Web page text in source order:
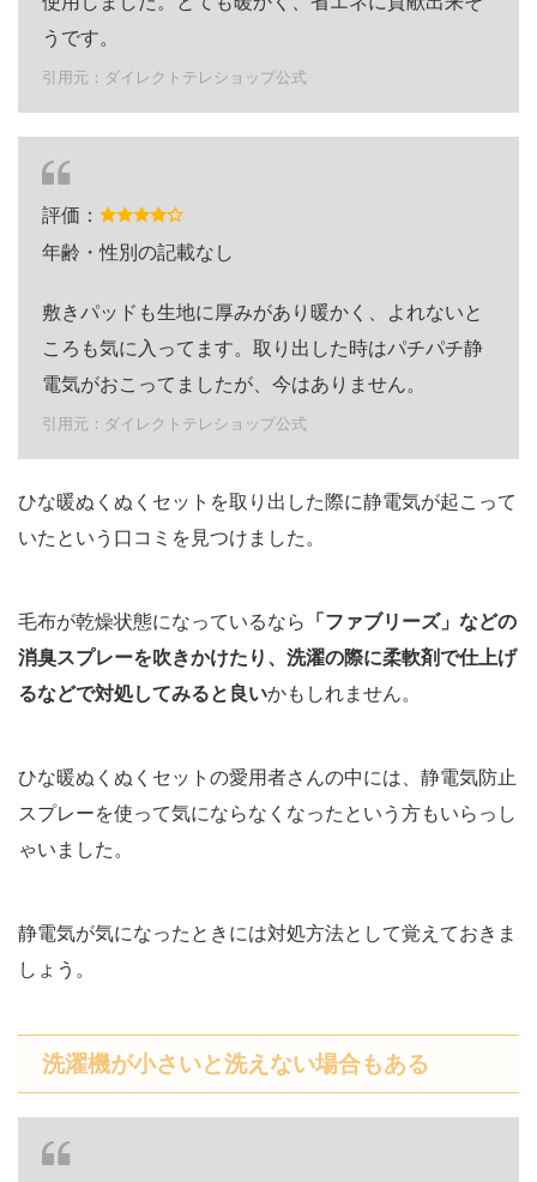
うです。
引用元：ダイレクトテレショップ公式
評価：
年齢・性別の記載なし
敷きパッドも生地に厚みがあり暖かく、よれないと
ころも気に入ってます。取り出した時はパチパチ静
電気がおこってましたが、今はありません。
引用元：ダイレクトテレショップ公式
ひな暖ぬくぬくセットを取り出した際に静電気が起こって
いたという口コミを見つけました。
毛布が乾燥状態になっているなら 「ファブリーズ」などの
消臭スプレーを吹きかけたり、洗濯の際に柔軟剤で仕上げ
るなどで対処してみると良いかもしれません。
ひな暖ぬくぬくセットの愛用者さんの中には、静電気防止
スプレーを使って気にならなくなったという方もいらっし
ゃいました。
静電気が気になったときには対処方法として覚えておきま
しょう。
洗濯機が小さいと洗えない場合もある